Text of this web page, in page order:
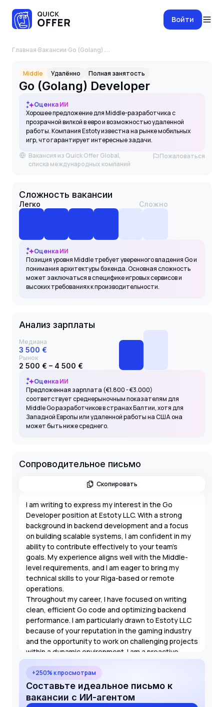
Войти
Главная·Вакансии· Go (Golang) Developer
Middle Удалённо Полная занятость
Go (Golang) Developer
Оценка ИИ
Хорошее предложение для Middle-разработчика с
прозрачной вилкой в евро и возможностью удаленной
работы. Компания Estoty известна на рынке мобильных
игр, что гарантирует интересные задачи.
Вакансия из Quick Offer Global,
списка международных компаний
Пожаловаться
Сложность вакансии
Легко Сложно
Оценка ИИ
Позиция уровня Middle требует уверенного владения Go и
понимания архитектуры бэкенда. Основная сложность
может заключаться в специфике игровых сервисов и
высоких требованиях к производительности.
Анализ зарплаты
Медиана
3 500 €
Рынок
2 500 € – 4 500 €
Оценка ИИ
Предложенная зарплата (€1.800 - €3.000)
соответствует среднерыночным показателям для
Middle Go разработчиков в странах Балтии, хотя для
Западной Европы или удаленной работы на США она
может быть ниже среднего.
Сопроводительное письмо
Скопировать
I am writing to express my interest in the Go
Developer position at Estoty LLC. With a strong
background in backend development and a focus
on building scalable systems, I am confident in my
ability to contribute effectively to your team's
goals. My experience aligns well with the Middle-
level requirements, and I am eager to bring my
technical skills to your Riga-based or remote
operations.
Throughout my career, I have focused on writing
clean, efficient Go code and optimizing backend
performance. I am particularly drawn to Estoty LLC
because of your reputation in the gaming industry
and the opportunity to work on challenging projects
within a dynamic environment. I am a proactive
problem-solver who thrives in collaborative settings
and is always looking for ways to improve system
architecture.
+250% к просмотрам
Составьте идеальное письмо к
вакансии с ИИ-агентом